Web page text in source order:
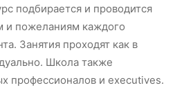
подбирается и проводится
и пожеланиям каждого
Занятия проходят как в
Школа также
профессионалов и executives.